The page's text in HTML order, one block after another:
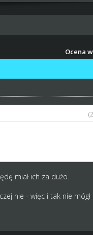
Ocena
miał ich za dużo.
nie - więc i tak nie